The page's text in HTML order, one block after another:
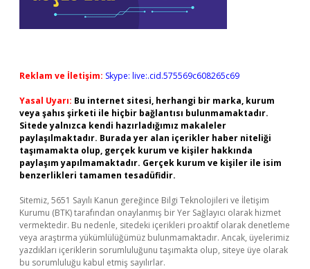
Reklam ve İletişim: Skype: live:.cid.575569c608265c69
Yasal Uyarı: Bu internet sitesi, herhangi bir marka, kurum
veya şahıs şirketi ile hiçbir bağlantısı bulunmamaktadır.
Sitede yalnızca kendi hazırladığımız makaleler
paylaşılmaktadır. Burada yer alan içerikler haber niteliği
taşımamakta olup, gerçek kurum ve kişiler hakkında
paylaşım yapılmamaktadır. Gerçek kurum ve kişiler ile isim
benzerlikleri tamamen tesadüfidir.
Sitemiz, 5651 Sayılı Kanun gereğince Bilgi Teknolojileri ve İletişim
Kurumu (BTK) tarafından onaylanmış bir Yer Sağlayıcı olarak hizmet
vermektedir. Bu nedenle, sitedeki içerikleri proaktif olarak denetleme
veya araştırma yükümlülüğümüz bulunmamaktadır. Ancak, üyelerimiz
yazdıkları içeriklerin sorumluluğunu taşımakta olup, siteye üye olarak
bu sorumluluğu kabul etmiş sayılırlar.